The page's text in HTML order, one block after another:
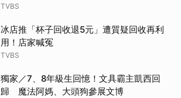
TVBS
冰店推「杯子回收退5元」遭質疑回收再利
用！店家喊冤
TVBS
獨家／7、8年級生回憶！文具霸主凱西回
歸 魔法阿媽、大頭狗參展文博